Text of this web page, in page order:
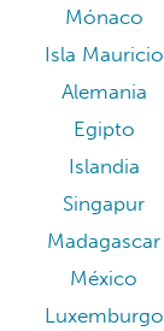
Mónaco
Isla Mauricio
Alemania
Egipto
Islandia
Singapur
Madagascar
México
Luxemburgo